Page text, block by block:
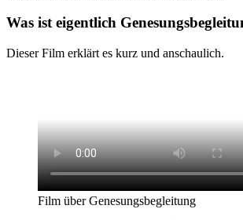
Was ist eigentlich
Dieser Film erklärt es kurz und anschaulich.
Film über Genesungsbegleitung